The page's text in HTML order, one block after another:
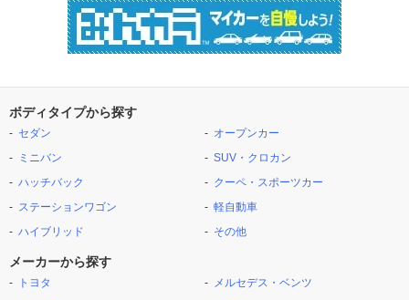
ボディタイプから探す
セダン
ミニバン
ハッチバック
ステーションワゴン
ハイブリッド
オープンカー
SUV・クロカン
クーペ・スポーツカー
軽自動車
その他
メーカーから探す
トヨタ
メルセデス・ベンツ